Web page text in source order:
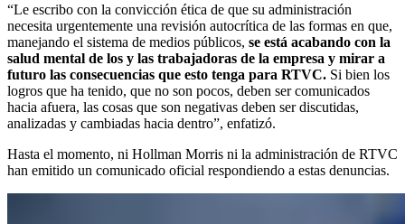
“Le escribo con la convicción ética de que su administración
necesita urgentemente una revisión autocrítica de las formas en que,
manejando el sistema de medios públicos, se está acabando con la
salud mental de los y las trabajadoras de la empresa y mirar a
futuro las consecuencias que esto tenga para RTVC. Si bien los
logros que ha tenido, que no son pocos, deben ser comunicados
hacia afuera, las cosas que son negativas deben ser discutidas,
analizadas y cambiadas hacia dentro”, enfatizó.
Hasta el momento, ni Hollman Morris ni la administración de RTVC
han emitido un comunicado oficial respondiendo a estas denuncias.